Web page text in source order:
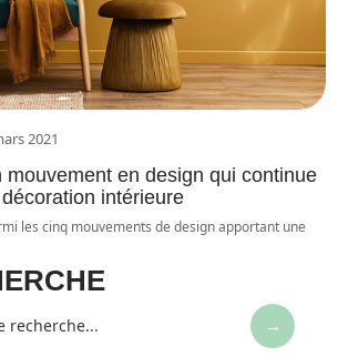
2021
mouvement en design qui continue
intérieure
les cinq mouvements de design apportant une